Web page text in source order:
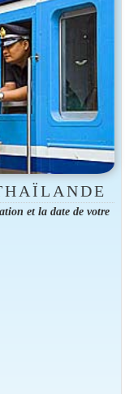
et la date de votre